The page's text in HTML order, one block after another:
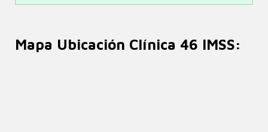
Mapa Ubicación Clínica 46 IMSS: